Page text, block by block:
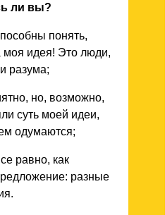
ли вы?
понять,
моя идея! Это люди,
разума;
но, возможно,
суть моей идеи,
одумаются;
равно, как
разные